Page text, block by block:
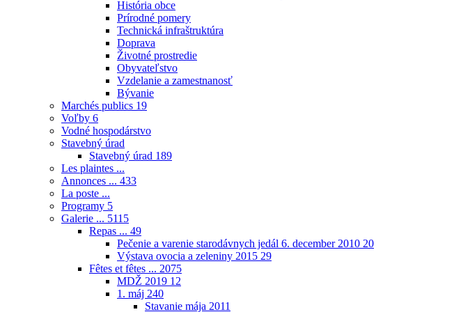
História obce
Prírodné pomery
Technická infraštruktúra
Doprava
Životné prostredie
Obyvateľstvo
Vzdelanie a zamestnanosť
Bývanie
Marchés publics 19
Voľby 6
Vodné hospodárstvo
Stavebný úrad
Stavebný úrad 189
Les plaintes ...
Annonces ... 433
La poste ...
Programy 5
Galerie ... 5115
Repas ... 49
Pečenie a varenie starodávnych jedál 6. december 2010 20
Výstava ovocia a zeleniny 2015 29
Fêtes et fêtes ... 2075
MDŽ 2019 12
1. máj 240
Stavanie mája 2011